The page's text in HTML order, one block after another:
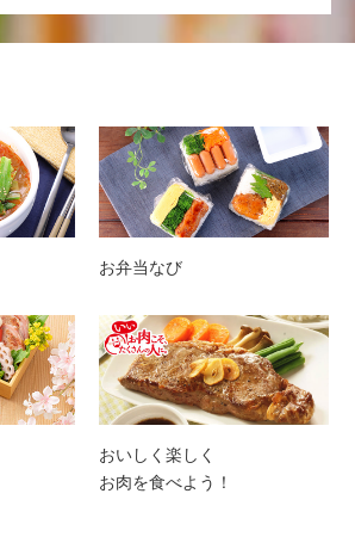
お弁当なび
おいしく楽しく
お肉を食べよう！